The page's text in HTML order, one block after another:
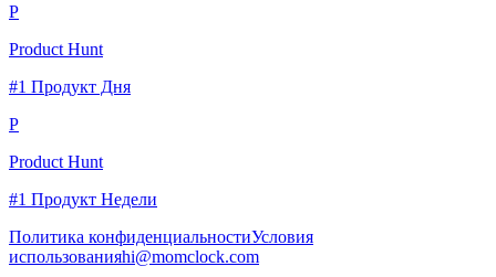
P
Product Hunt
#1 Продукт Дня
P
Product Hunt
#1 Продукт Недели
Политика конфиденциальностиУсловия
использованияhi@momclock.com